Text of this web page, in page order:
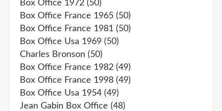
Box Office 1972 (50)
Box Office France 1965 (50)
Box Office France 1981 (50)
Box Office Usa 1969 (50)
Charles Bronson (50)
Box Office France 1982 (49)
Box Office France 1998 (49)
Box Office Usa 1954 (49)
Jean Gabin Box Office (48)